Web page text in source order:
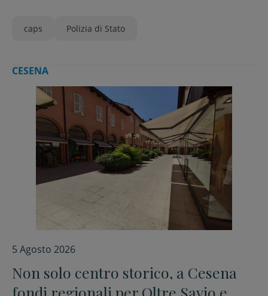
caps Polizia di Stato
CESENA
5 Agosto 2026
Non solo centro storico, a Cesena
fondi regionali per Oltre Savio e